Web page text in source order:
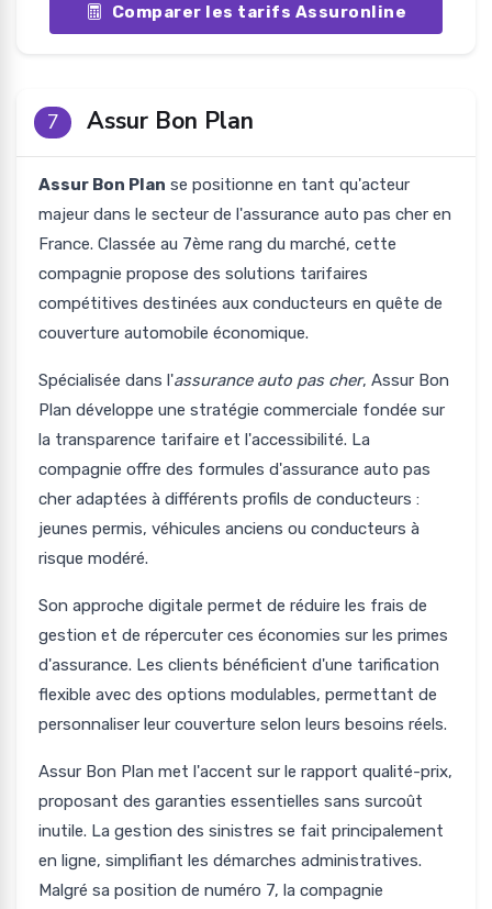
Comparer les tarifs Assuronline
7 Assur Bon Plan
Assur Bon Plan se positionne en tant qu'acteur
majeur dans le secteur de l'assurance auto pas cher en
France. Classée au 7ème rang du marché, cette
compagnie propose des solutions tarifaires
compétitives destinées aux conducteurs en quête de
couverture automobile économique.
Spécialisée dans l'assurance auto pas cher, Assur Bon
Plan développe une stratégie commerciale fondée sur
la transparence tarifaire et l'accessibilité. La
compagnie offre des formules d'assurance auto pas
cher adaptées à différents profils de conducteurs :
jeunes permis, véhicules anciens ou conducteurs à
risque modéré.
Son approche digitale permet de réduire les frais de
gestion et de répercuter ces économies sur les primes
d'assurance. Les clients bénéficient d'une tarification
flexible avec des options modulables, permettant de
personnaliser leur couverture selon leurs besoins réels.
Assur Bon Plan met l'accent sur le rapport qualité-prix,
proposant des garanties essentielles sans surcoût
inutile. La gestion des sinistres se fait principalement
en ligne, simplifiant les démarches administratives.
Malgré sa position de numéro 7, la compagnie